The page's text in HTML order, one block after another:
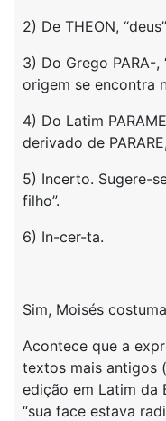
2) De THEON,
3) Do Grego PARA-,
origem se encontra
4) Do Latim
derivado de
5) Incerto. Sugere-
filho”.
6) In-cer-ta.
Sim, Moisés
Acontece que a
textos mais antigos
edição em Latim da
“sua face estava